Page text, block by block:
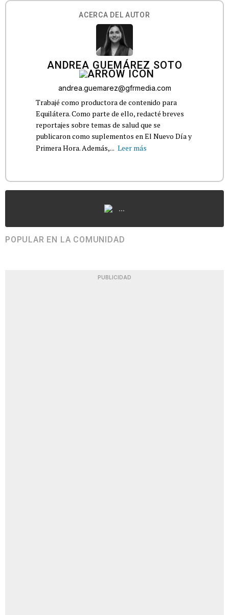
ACERCA DEL AUTOR
ANDREA GUEMÁREZ SOTO
andrea.guemarez@gfrmedia.com
Trabajé como productora de contenido para
Equilátera. Como parte de ello, redacté breves
reportajes sobre temas de salud que se
publicaron como suplementos en El Nuevo Día y
Primera Hora. Además,... Leer más
...
POPULAR EN LA COMUNIDAD
PUBLICIDAD